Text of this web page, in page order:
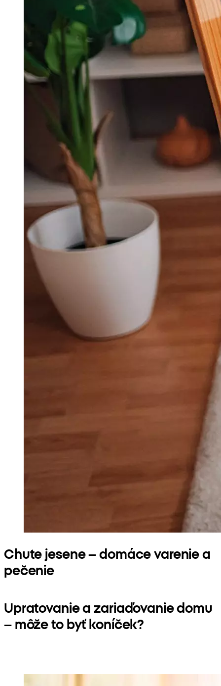
Chute jesene – domáce varenie a
pečenie
Upratovanie a zariaďovanie domu
– môže to byť koníček?